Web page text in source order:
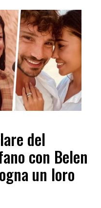
del
con Belen
un loro